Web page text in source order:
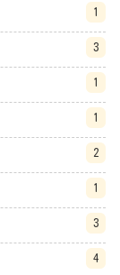
1
3
1
1
2
1
3
4